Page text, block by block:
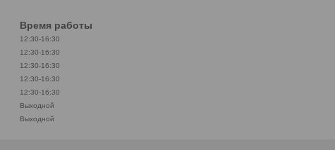
Время работы
12:30-16:30
12:30-16:30
12:30-16:30
12:30-16:30
12:30-16:30
Выходной
Выходной